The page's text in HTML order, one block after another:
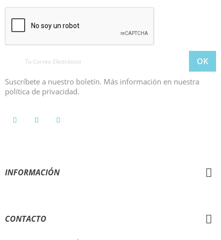
Suscríbete a nuestro boletín. Más información en nuestra
política de privacidad.
INFORMACIÓN
CONTACTO